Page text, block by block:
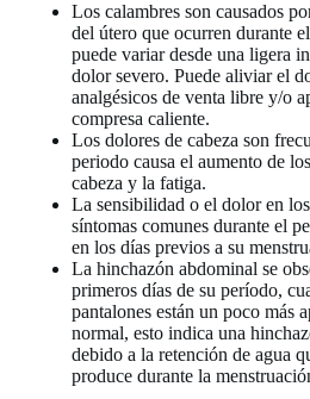
Los calambres son causados
del útero que ocurren durante
puede variar desde una ligera
dolor severo. Puede aliviar el
analgésicos de venta libre y/o
compresa caliente.
Los dolores de cabeza son
periodo causa el aumento de
cabeza y la fatiga.
La sensibilidad o el dolor en
síntomas comunes durante el
en los días previos a su
La hinchazón abdominal se
primeros días de su período,
pantalones están un poco más
normal, esto indica una
debido a la retención de agua
produce durante la